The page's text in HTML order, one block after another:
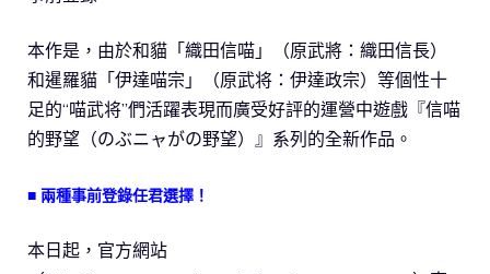
本作是，由於和貓「織田信喵」（原武將：織田信長）
和暹羅貓「伊達喵宗」（原武将：伊達政宗）等個性十
足的“喵武将”們活躍表現而廣受好評的運營中遊戲『信喵
的野望（のぶニャがの野望）』系列的全新作品。
■ 兩種事前登錄任君選擇！
本日起，官方網站